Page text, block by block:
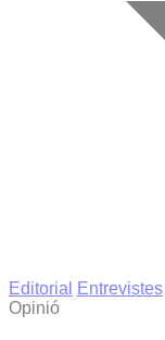
Editorial
Entrevistes
Opinió